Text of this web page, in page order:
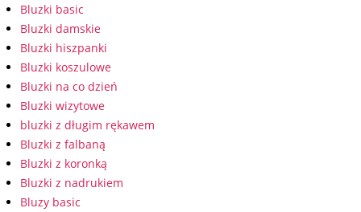
Bluzki basic
Bluzki damskie
Bluzki hiszpanki
Bluzki koszulowe
Bluzki na co dzień
Bluzki wizytowe
bluzki z długim rękawem
Bluzki z falbaną
Bluzki z koronką
Bluzki z nadrukiem
Bluzy basic